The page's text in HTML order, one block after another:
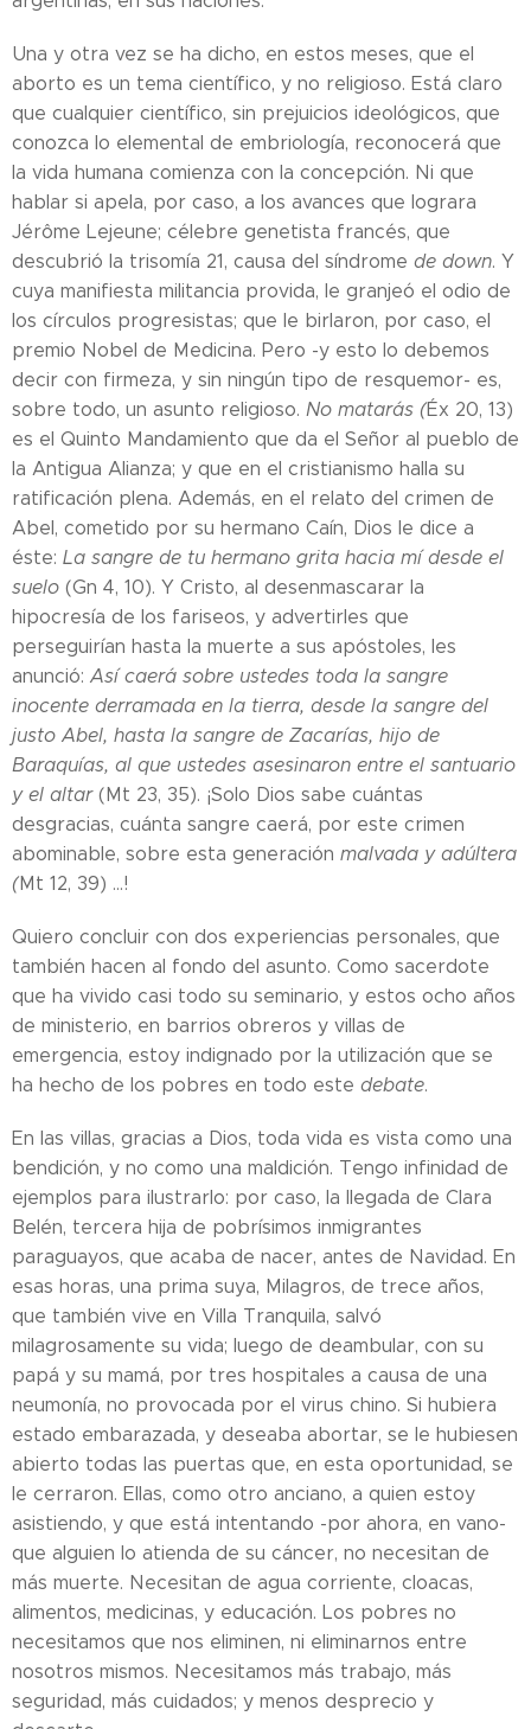
Una y otra vez se ha dicho, en estos meses, que el
aborto es un tema científico, y no religioso. Está claro
que cualquier científico, sin prejuicios ideológicos, que
conozca lo elemental de embriología, reconocerá que
la vida humana comienza con la concepción. Ni que
hablar si apela, por caso, a los avances que lograra
Jérôme Lejeune; célebre genetista francés, que
descubrió la trisomía 21, causa del síndrome de down. Y
cuya manifiesta militancia provida, le granjeó el odio de
los círculos progresistas; que le birlaron, por caso, el
premio Nobel de Medicina. Pero -y esto lo debemos
decir con firmeza, y sin ningún tipo de resquemor- es,
sobre todo, un asunto religioso. No matarás (Éx 20, 13)
es el Quinto Mandamiento que da el Señor al pueblo de
la Antigua Alianza; y que en el cristianismo halla su
ratificación plena. Además, en el relato del crimen de
Abel, cometido por su hermano Caín, Dios le dice a
éste: La sangre de tu hermano grita hacia mí desde el
suelo (Gn 4, 10). Y Cristo, al desenmascarar la
hipocresía de los fariseos, y advertirles que
perseguirían hasta la muerte a sus apóstoles, les
anunció: Así caerá sobre ustedes toda la sangre
inocente derramada en la tierra, desde la sangre del
justo Abel, hasta la sangre de Zacarías, hijo de
Baraquías, al que ustedes asesinaron entre el santuario
y el altar(Mt 23, 35). ¡Solo Dios sabe cuántas
desgracias, cuánta sangre caerá, por este crimen
abominable, sobre esta generación malvada y adúltera
(Mt 12, 39) ...!
Quiero concluir con dos experiencias personales, que
también hacen al fondo del asunto. Como sacerdote
que ha vivido casi todo su seminario, y estos ocho años
de ministerio, en barrios obreros y villas de
emergencia, estoy indignado por la utilización que se
ha hecho de los pobres en todo este debate.
En las villas, gracias a Dios, toda vida es vista como una
bendición, y no como una maldición. Tengo infinidad de
ejemplos para ilustrarlo: por caso, la llegada de Clara
Belén, tercera hija de pobrísimos inmigrantes
paraguayos, que acaba de nacer, antes de Navidad. En
esas horas, una prima suya, Milagros, de trece años,
que también vive en Villa Tranquila, salvó
milagrosamente su vida; luego de deambular, con su
papá y su mamá, por tres hospitales a causa de una
neumonía, no provocada por el virus chino. Si hubiera
estado embarazada, y deseaba abortar, se le hubiesen
abierto todas las puertas que, en esta oportunidad, se
le cerraron. Ellas, como otro anciano, a quien estoy
asistiendo, y que está intentando -por ahora, en vano-
que alguien lo atienda de su cáncer, no necesitan de
más muerte. Necesitan de agua corriente, cloacas,
alimentos, medicinas, y educación. Los pobres no
necesitamos que nos eliminen, ni eliminarnos entre
nosotros mismos. Necesitamos más trabajo, más
seguridad, más cuidados; y menos desprecio y